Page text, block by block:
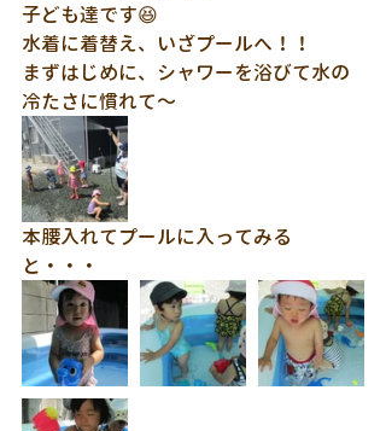
子ども達です😆
水着に着替え、いざプールへ！！
まずはじめに、シャワーを浴びて水の
冷たさに慣れて～
本腰入れてプールに入ってみる
と・・・